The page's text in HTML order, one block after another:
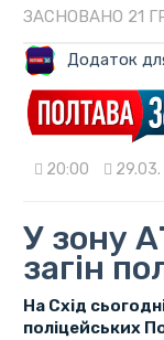
ЗАСНОВАНО 21
Додаток
20:00 29.03.
У зону
загін
На Схід
поліцейських